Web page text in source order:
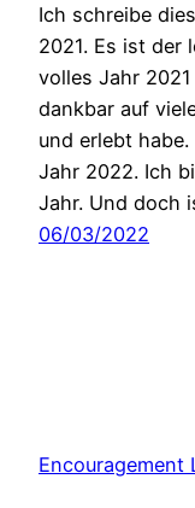
Ich schreibe
2021. Es ist der
volles Jahr
dankbar auf
und erlebt
Jahr 2022. Ich
Jahr. Und doch
06/03/2022
Encouragement